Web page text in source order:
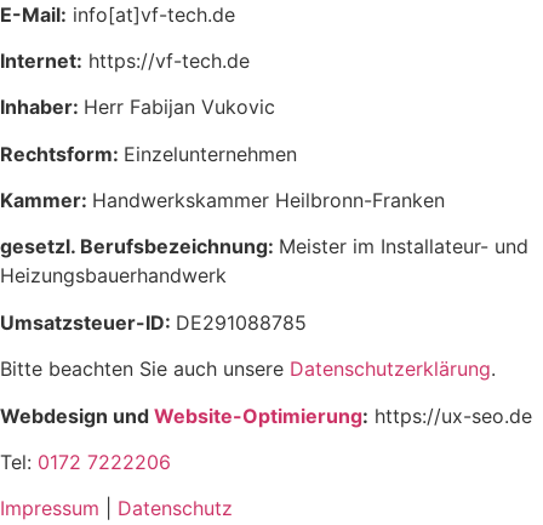
E-Mail: info[at]vf-tech.de
Internet: https://vf-tech.de
Inhaber: Herr Fabijan Vukovic
Rechtsform: Einzelunternehmen
Kammer: Handwerkskammer Heilbronn-Franken
gesetzl. Berufsbezeichnung: Meister im Installateur- und
Heizungsbauerhandwerk
Umsatzsteuer-ID: DE291088785
Bitte beachten Sie auch unsere Datenschutzerklärung.
Webdesign und Website-Optimierung: https://ux-seo.de
Tel: 0172 7222206
Impressum
Datenschutz